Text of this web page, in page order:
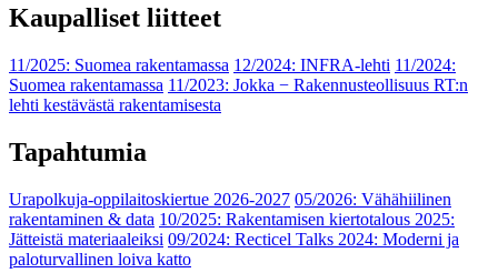
Kaupalliset liitteet
11/2025: Suomea rakentamassa 12/2024: INFRA-lehti 11/2024:
Suomea rakentamassa 11/2023: Jokka − Rakennusteollisuus RT:n
lehti kestävästä rakentamisesta
Tapahtumia
Urapolkuja-oppilaitoskiertue 2026-2027 05/2026: Vähähiilinen
rakentaminen & data 10/2025: Rakentamisen kiertotalous 2025:
Jätteistä materiaaleiksi 09/2024: Recticel Talks 2024: Moderni ja
paloturvallinen loiva katto